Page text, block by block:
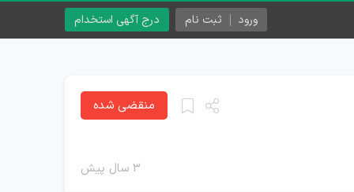
درج آگهی استخدام ورود ثبت نام
۳ سال پیش
منقضی شده